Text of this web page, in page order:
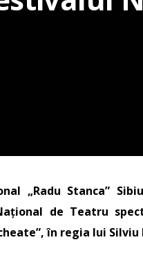
„Radu Stanca”
de Teatru
în regia lui Silviu